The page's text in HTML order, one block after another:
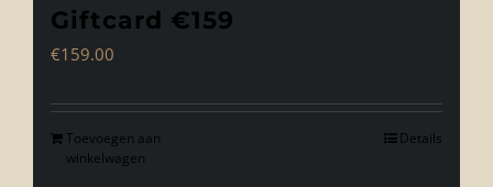
Giftcard €159
€159.00
Toevoegen aan
winkelwagen
Details